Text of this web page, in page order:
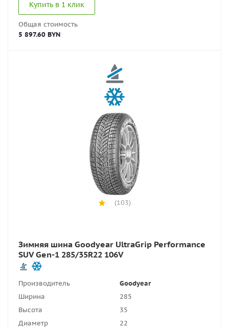
Купить в 1 клик
Общая стоимость
5 897.60 BYN
(103)
Зимняя шина Goodyear UltraGrip Performance
SUV Gen-1 285/35R22 106V
Производитель
Goodyear
Ширина
285
Высота
35
Диаметр
22